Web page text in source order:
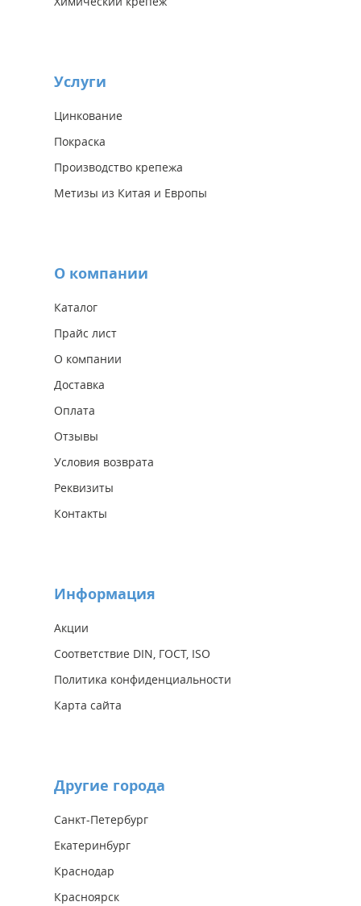
Услуги
Цинкование
Покраска
Производство крепежа
Метизы из Китая и Европы
О компании
Каталог
Прайс лист
О компании
Доставка
Оплата
Отзывы
Условия возврата
Реквизиты
Контакты
Информация
Акции
Соответствие DIN, ГОСТ, ISO
Политика конфиденциальности
Карта сайта
Другие города
Санкт-Петербург
Екатеринбург
Краснодар
Красноярск